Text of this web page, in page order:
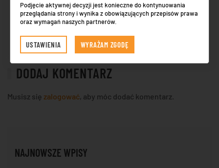
WINDA DOPASOWANA DO TWOICH…
FLEBOLOGIA – CZYM ZAJMU…
DODAJ KOMENTARZ
Musisz się zalogować, aby móc dodać komentarz.
NAJNOWSZE WPISY
Podjęcie aktywnej decyzji jest konieczne do kontynuowania
przeglądania strony i wynika z obowiązujących przepisów prawa
oraz wymagań naszych partnerów.
USTAWIENIA WYRAŻAM ZGODĘ